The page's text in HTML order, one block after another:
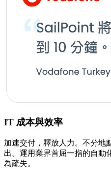
IT 成本與效率
加速交付，釋放人力。不分地
出。運用業界首屈一指的自動
為疏失。